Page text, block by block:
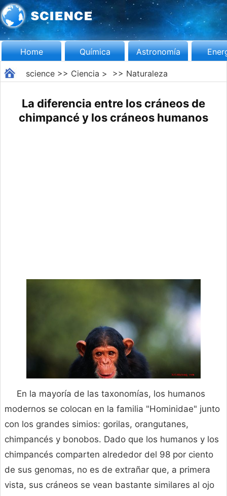
Home Química Astronomía
science>> Ciencia > >> Naturaleza
La diferencia entre los cráneos de
chimpancé y los cráneos humanos
En la mayoría de las taxonomías, los humanos
modernos se colocan en la familia "Hominidae" junto
con los grandes simios: gorilas, orangutanes,
chimpancés y bonobos. Dado que los humanos y los
chimpancés comparten alrededor del 98 por ciento
de sus genomas, no es de extrañar que, a primera
vista, sus cráneos se vean bastante similares al ojo